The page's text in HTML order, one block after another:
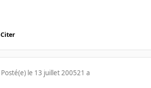
Citer
Posté(e) le 13 juillet 200521 a